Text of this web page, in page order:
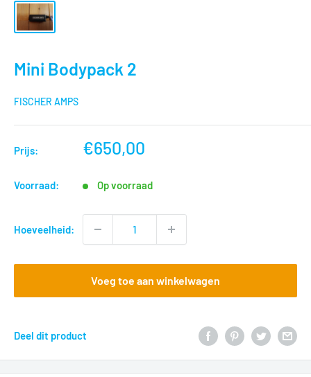
Mini Bodypack 2
FISCHER AMPS
Prijs:
nu
€650,00
Voorraad: Op voorraad
Hoeveelheid:
Voeg toe aan winkelwagen
Deel dit product